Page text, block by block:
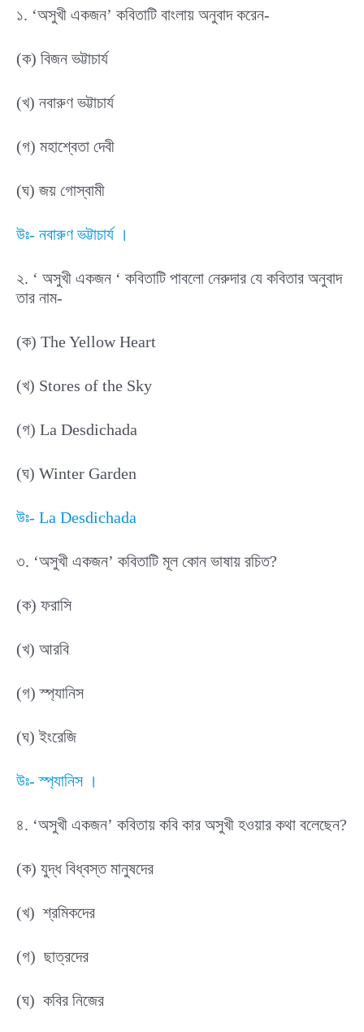
১. ‘অসুখী একজন’ কবিতাটি বাংলায় অনুবাদ করেন-
(ক) বিজন ভট্টাচার্য
(খ) নবারুণ ভট্টাচার্য
(গ) মহাশ্বেতা দেবী
(ঘ) জয় গোস্বামী
উঃ- নবারুণ ভট্টাচার্য ।
২. ‘ অসুখী একজন ‘ কবিতাটি পাবলো নেরুদার যে কবিতার অনুবাদ
তার নাম-
(ক) The Yellow Heart
(খ) Stores of the Sky
(গ) La Desdichada
(ঘ) Winter Garden
উঃ- La Desdichada
৩. ‘অসুখী একজন’ কবিতাটি মূল কোন ভাষায় রচিত?
(ক) ফরাসি
(খ) আরবি
(গ) স্প্যানিস
(ঘ) ইংরেজি
উঃ- স্প্যানিস ।
৪. ‘অসুখী একজন’ কবিতায় কবি কার অসুখী হওয়ার কথা বলেছেন?
(ক) যুদ্ধ বিধ্বস্ত মানুষদের
(খ) শ্রমিকদের
(গ) ছাত্রদের
(ঘ) কবির নিজের